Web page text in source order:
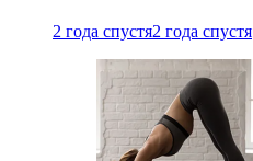
2 года спустя2 года спустя